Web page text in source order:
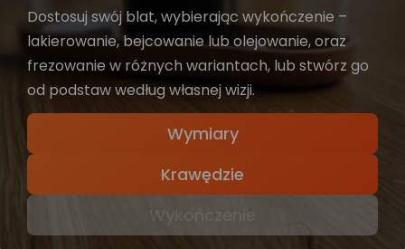
Dostosuj swój blat, wybierając wykończenie –
lakierowanie, bejcowanie lub olejowanie, oraz
frezowanie w różnych wariantach, lub stwórz go
od podstaw według własnej wizji.
Wymiary
Krawędzie